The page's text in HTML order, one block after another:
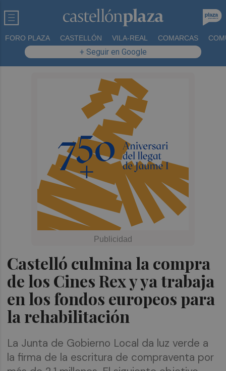
FORO PLAZA CASTELLÓN VILA-REAL COMARCAS
+ Seguir en Google
Castelló culmina la compra
de los Cines Rex y ya trabaja
en los fondos europeos para
la rehabilitación
La Junta de Gobierno Local da luz verde a
la firma de la escritura de compraventa por